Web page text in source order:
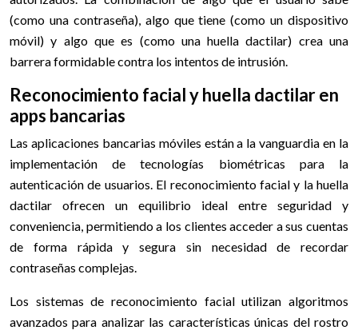
(como una contraseña), algo que tiene (como un dispositivo
móvil) y algo que es (como una huella dactilar) crea una
barrera formidable contra los intentos de intrusión.
Reconocimiento facial y huella dactilar en
apps bancarias
Las aplicaciones bancarias móviles están a la vanguardia en la
implementación de tecnologías biométricas para la
autenticación de usuarios. El reconocimiento facial y la huella
dactilar ofrecen un equilibrio ideal entre seguridad y
conveniencia, permitiendo a los clientes acceder a sus cuentas
de forma rápida y segura sin necesidad de recordar
contraseñas complejas.
Los sistemas de reconocimiento facial utilizan algoritmos
avanzados para analizar las características únicas del rostro